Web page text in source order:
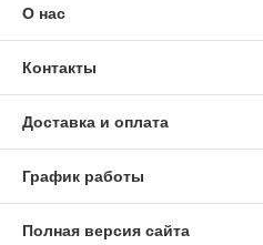
О нас
Контакты
Доставка и оплата
График работы
Полная версия сайта